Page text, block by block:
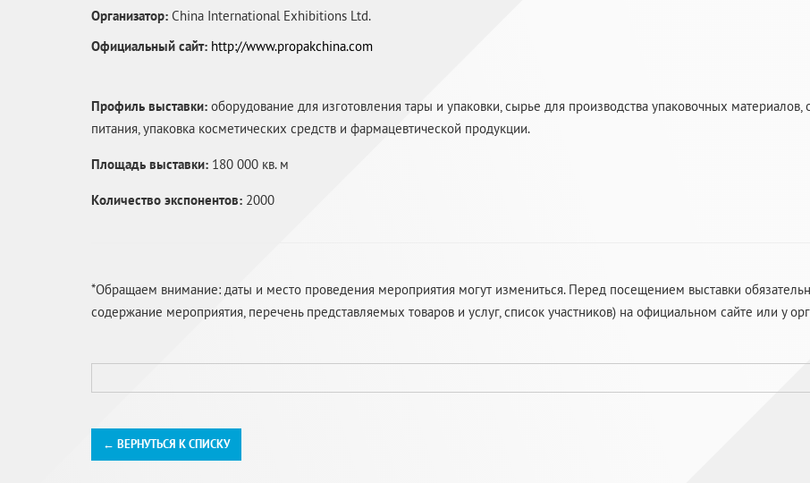
Организатор: China International Exhibitions Ltd.
Официальный сайт: http://www.propakchina.com
Профиль выставки: оборудование для изготовления тары и упаковки, сырье для производства упаковочных
питания, упаковка косметических средств и фармацевтической продукции.
Площадь выставки: 180 000 кв. м
Количество экспонентов: 2000
*Обращаем внимание: даты и место проведения мероприятия могут измениться. Перед посещением выставки
содержание мероприятия, перечень представляемых товаров и услуг, список участников) на официальном сайте или у
← ВЕРНУТЬСЯ К СПИСКУ